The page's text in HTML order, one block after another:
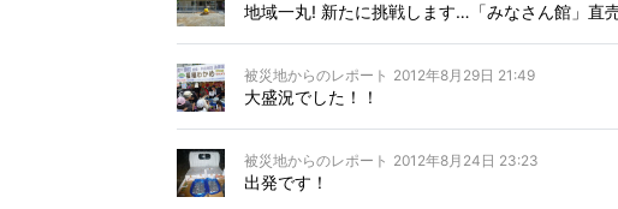
地域一丸! 新たに挑戦します…「みなさん館」直
被災地からのレポート 2012年8月29日 21:49
大盛況でした！！
被災地からのレポート 2012年8月24日 23:23
出発です！